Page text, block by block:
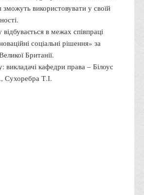
тренінгів із запобігання
насильству»